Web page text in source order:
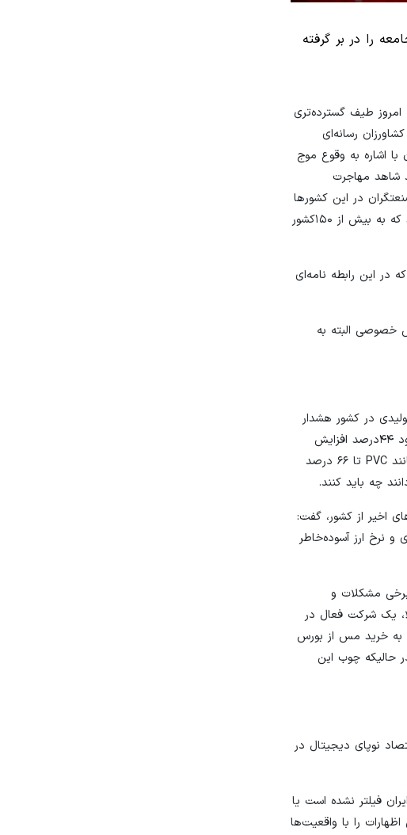
را در بر گرفته
طیف گسترده‌تری
رسانه‌ای
با اشاره به وقوع موج
شاهد مهاجرت
در این کشورها
نسبت به ثبات اقتصادی و نرخ ارز آسوده‌خاطر هستند و می‌دانند که برای سفر کاری به دیگر کشورها به فرودگاه‌هایی دسترسی دارند که به بیش از ۱۵۰کشور
در این رابطه نامه‌ای
خصوصی البته به
در کشور هشدار
داد و با بیان اینکه بورس کالا به شدت دستخوش نوسان قیمت‌ها شده ‌است، گفت: طی روزهای اخیر، برای مس در بورس کالا حدود ۴۴درصد افزایش
قیمت رقابتی زده شد و این رویه باعث شد تا یکی از معاملات در بورس باطل شود. همچنین در یک معامله دیگر، برای کالایی مانند PVC تا ۶۶ درصد
چه باید کنند.
اخیر از کشور، گفت:
نرخ ارز آسوده‌خاطر
مشکلات و
۱۰۰ درصدی مس در رینگ بورس کالا، یک شرکت فعال در
به خرید مس از بورس
حالیکه چوب این
نوپای دیجیتال در
فیلتر نشده است یا
را با واقعیت‌ها